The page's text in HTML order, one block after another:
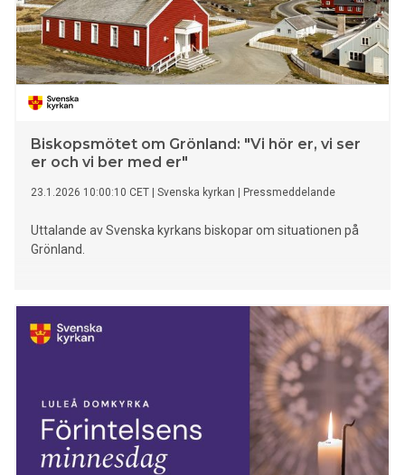
Biskopsmötet om Grönland: "Vi hör er, vi ser
er och vi ber med er"
23.1.2026 10:00:10 CET Svenska kyrkan Pressmeddelande
Uttalande av Svenska kyrkans biskopar om situationen på
Grönland.